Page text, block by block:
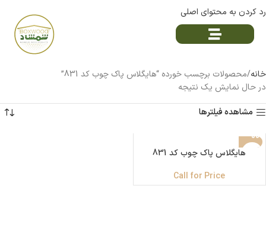
رد کردن به محتوای اصلی
خانه محصولات برچسب خورده “هایگلاس پاک چوب کد 831”
در حال نمایش یک نتیجه
مشاهده فیلترها
هایگلاس پاک چوب کد 831
Call for Price